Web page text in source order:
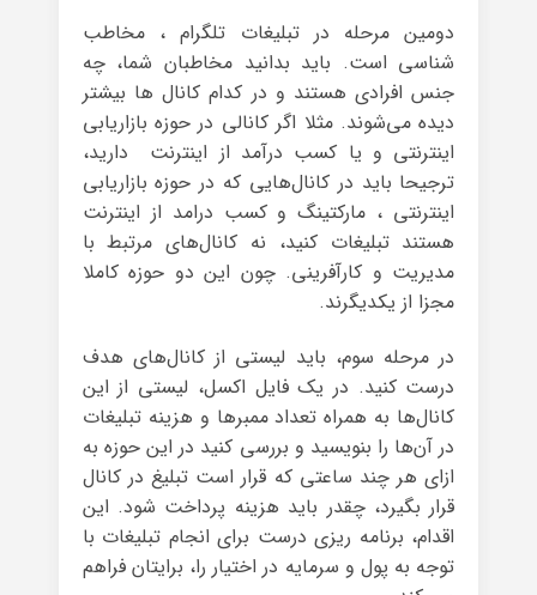
دومین مرحله در تبلیغات تلگرام ، مخاطب
شناسی است. باید بدانید مخاطبان شما، چه
جنس افرادی هستند و در کدام کانال ها بیشتر
دیده می‌شوند. مثلا اگر کانالی در حوزه بازاریابی
اینترنتی و یا کسب درآمد از اینترنت دارید،
ترجیحا باید در کانال‌هایی که در حوزه بازاریابی
اینترنتی ، مارکتینگ و کسب درامد از اینترنت
هستند تبلیغات کنید، نه کانال‌های مرتبط با
مدیریت و کارآفرینی. چون این دو حوزه کاملا
مجزا از یکدیگرند.
در مرحله سوم، باید لیستی از کانال‌های هدف
درست کنید. در یک فایل اکسل، لیستی از این
کانال‌ها به همراه تعداد ممبرها و هزینه تبلیغات
در آن‌ها را بنویسید و بررسی کنید در این حوزه به
ازای هر چند ساعتی که قرار است تبلیغ در کانال
قرار بگیرد، چقدر باید هزینه پرداخت شود. این
اقدام، برنامه ریزی درست برای انجام تبلیغات با
توجه به پول و سرمایه در اختیار را، برایتان فراهم